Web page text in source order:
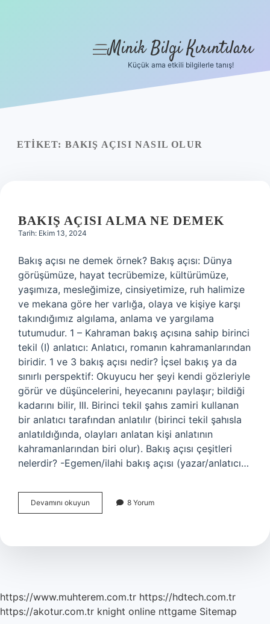
Yasal Uyarı
menüyü
Minik Bilgi Kırıntıları
Küçük ama etkili bilgilerle tanış!
ETIKET: BAKIŞ AÇISI NASIL OLUR
BAKIŞ AÇISI ALMA NE DEMEK
Tarih: Ekim 13, 2024
Bakış açısı ne demek örnek? Bakış açısı: Dünya
görüşümüze, hayat tecrübemize, kültürümüze,
yaşımıza, mesleğimize, cinsiyetimize, ruh halimize
ve mekana göre her varlığa, olaya ve kişiye karşı
takındığımız algılama, anlama ve yargılama
tutumudur. 1 – Kahraman bakış açısına sahip birinci
tekil (I) anlatıcı: Anlatıcı, romanın kahramanlarından
biridir. 1 ve 3 bakış açısı nedir? İçsel bakış ya da
sınırlı perspektif: Okuyucu her şeyi kendi gözleriyle
görür ve düşüncelerini, heyecanını paylaşır; bildiği
kadarını bilir, III. Birinci tekil şahıs zamiri kullanan
bir anlatıcı tarafından anlatılır (birinci tekil şahısla
anlatıldığında, olayları anlatan kişi anlatının
kahramanlarından biri olur). Bakış açısı çeşitleri
nelerdir? -Egemen/ilahi bakış açısı (yazar/anlatıcı…
Devamını okuyun
Açısı
Demek
8 Yorum
https://www.muhterem.com.tr https://hdtech.com.tr
https://akotur.com.tr knight online nttgame Sitemap